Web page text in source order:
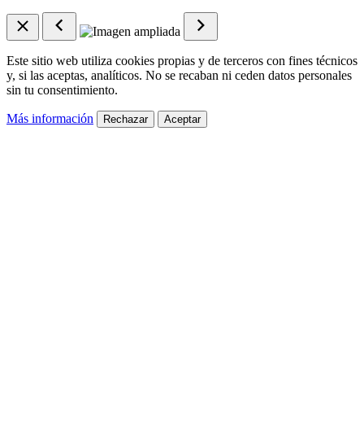
Este sitio web utiliza cookies propias y de terceros con fines técnicos
y, si las aceptas, analíticos. No se recaban ni ceden datos personales
sin tu consentimiento.
Más información Rechazar Aceptar